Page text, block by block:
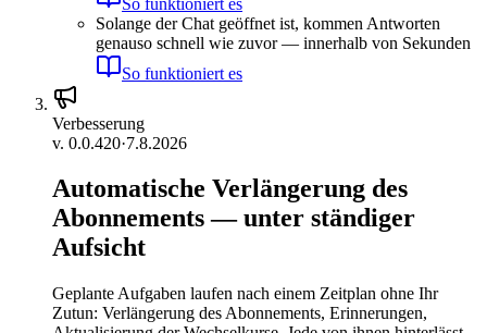
Solange der Chat geöffnet ist, kommen Antworten
genauso schnell wie zuvor — innerhalb von Sekunden
So funktioniert es
Verbesserung
v. 0.0.420·7.8.2026
Automatische Verlängerung des
Abonnements — unter ständiger
Aufsicht
Geplante Aufgaben laufen nach einem Zeitplan ohne Ihr
Zutun: Verlängerung des Abonnements, Erinnerungen,